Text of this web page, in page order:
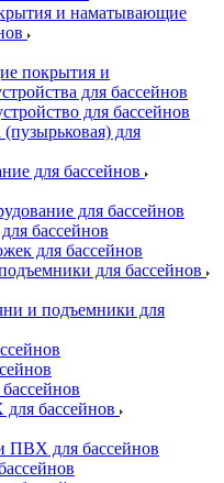
и наматывающие
покрытия и
для бассейнов
для бассейнов
для
для бассейнов
для бассейнов
бассейнов
для бассейнов
для бассейнов
и подъемники для
бассейнов
ПВХ для бассейнов